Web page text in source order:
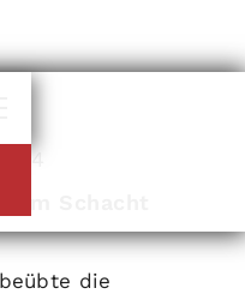
2024
die